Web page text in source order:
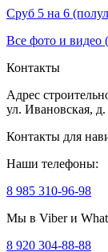
Сруб 5 на 6
Все фото и видео
Контакты
Адрес
ул. Ивановская, д.
Контакты для
Наши телефоны:
8 985 310-96-98
Мы в Viber и
8 920 304-88-88